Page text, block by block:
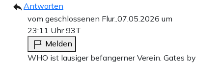
Antworten
vom geschlossenen Flur.. 07.05.2026 um
23:11 Uhr93T
Melden
WHO ist lausiger befangerner Verein. Gates by